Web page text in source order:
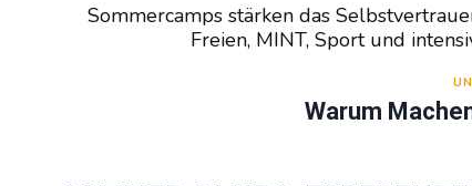
Warum
Sommercamps stärken das
Freien, MINT, Sport und